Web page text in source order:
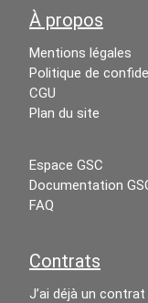
À propos
Mentions légales
Politique de
CGU
Plan du site
Espace GSC
Documentation
FAQ
Contrats
J’ai déjà un